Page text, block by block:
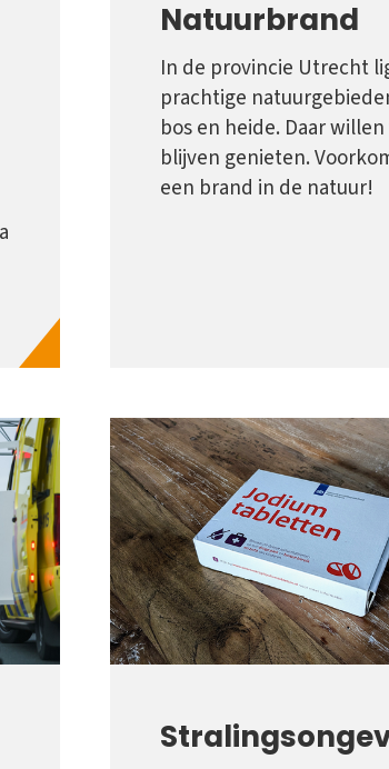
Natuurbrand
In de provincie Utrecht
prachtige
bos en heide. Daar
blijven genieten.
een brand in de natuur!